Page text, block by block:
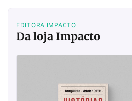
EDITORA IMPACTO
Da loja Impacto